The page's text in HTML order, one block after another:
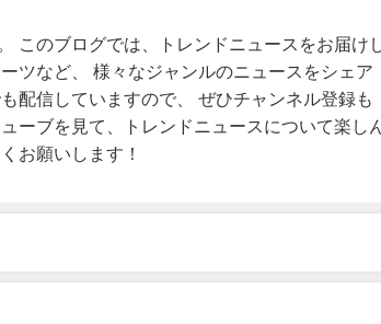
このブログでは、トレンドニュースをお届けし
ツなど、 様々なジャンルのニュースをシェア
配信していますので、 ぜひチャンネル登録も
ーブを見て、トレンドニュースについて楽しん
お願いします！